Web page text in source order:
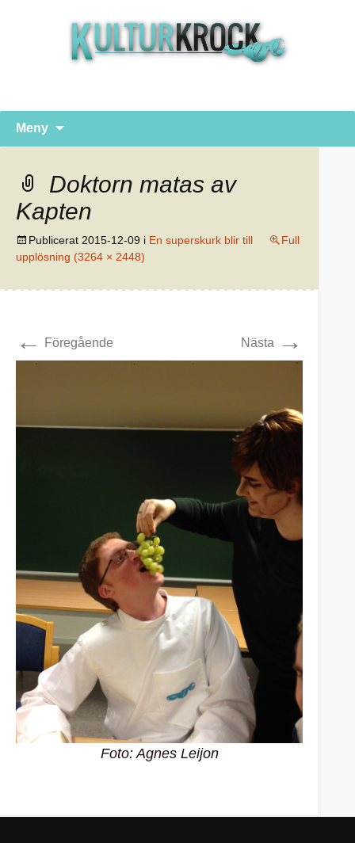
Meny
Doktorn matas av
Kapten
Publicerat 2015-12-09 i En superskurk blir till
Full
upplösning (3264 × 2448)
← Föregående Nästa →
Foto: Agnes Leijon